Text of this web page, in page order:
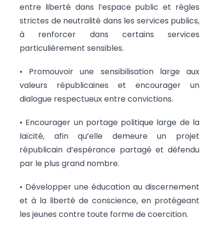
entre liberté dans l’espace public et règles
strictes de neutralité dans les services publics,
à renforcer dans certains services
particulièrement sensibles.
• Promouvoir une sensibilisation large aux
valeurs républicaines et encourager un
dialogue respectueux entre convictions.
• Encourager un portage politique large de la
laïcité, afin qu’elle demeure un projet
républicain d’espérance partagé et défendu
par le plus grand nombre.
• Développer une éducation au discernement
et à la liberté de conscience, en protégeant
les jeunes contre toute forme de coercition.